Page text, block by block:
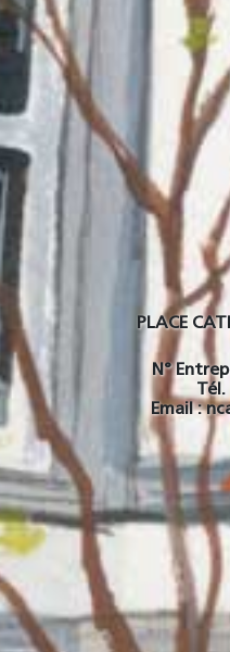
PLACE
N°
Tél.
Email :